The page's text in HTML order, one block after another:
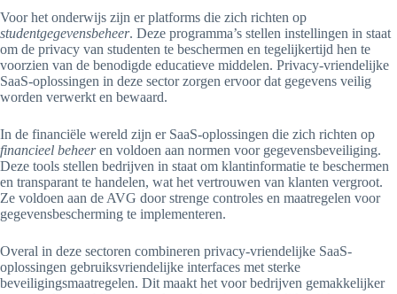
Voor het onderwijs zijn er platforms die zich richten op
studentgegevensbeheer. Deze programma’s stellen instellingen in staat
om de privacy van studenten te beschermen en tegelijkertijd hen te
voorzien van de benodigde educatieve middelen. Privacy-vriendelijke
SaaS-oplossingen in deze sector zorgen ervoor dat gegevens veilig
worden verwerkt en bewaard.
In de financiële wereld zijn er SaaS-oplossingen die zich richten op
financieel beheeren voldoen aan normen voor gegevensbeveiliging.
Deze tools stellen bedrijven in staat om klantinformatie te beschermen
en transparant te handelen, wat het vertrouwen van klanten vergroot.
Ze voldoen aan de AVG door strenge controles en maatregelen voor
gegevensbescherming te implementeren.
Overal in deze sectoren combineren privacy-vriendelijke SaaS-
oplossingen gebruiksvriendelijke interfaces met sterke
beveiligingsmaatregelen. Dit maakt het voor bedrijven gemakkelijker